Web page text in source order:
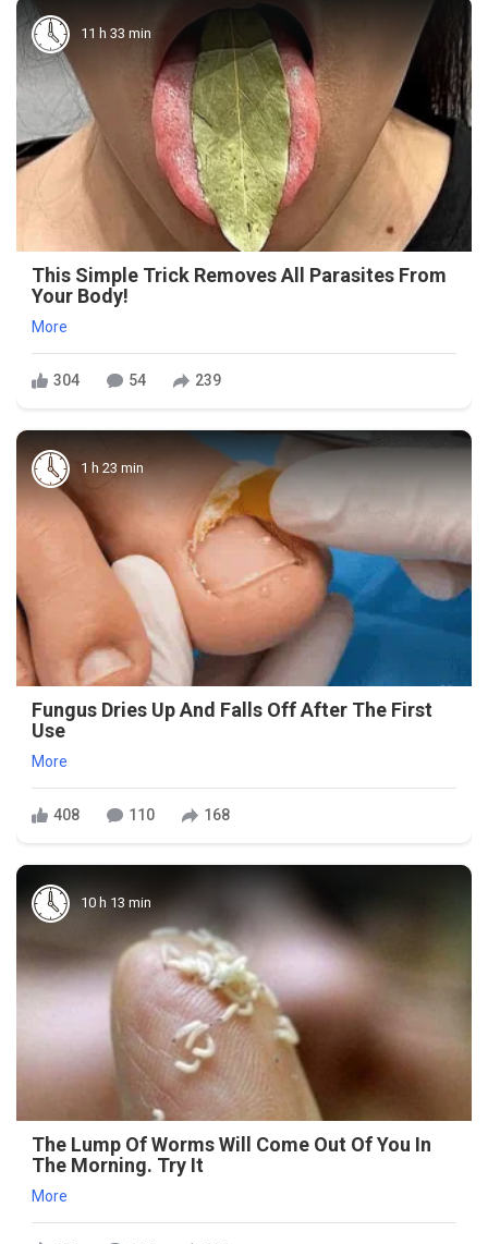
11 h 33 min
This Simple Trick Removes All Parasites From
Your Body!
More
304 54 239
1 h 23 min
Fungus Dries Up And Falls Off After The First
Use
More
408 110 168
10 h 13 min
The Lump Of Worms Will Come Out Of You In
The Morning. Try It
More